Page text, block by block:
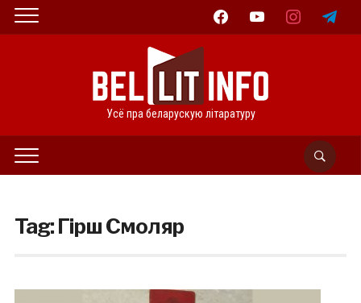
facebookyoutube instagramtelegram
Усё пра беларускую літаратуру
Tag:Гірш Смоляр